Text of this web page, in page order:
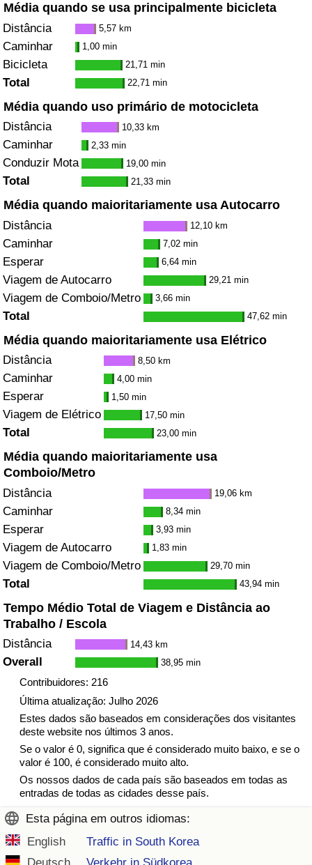
Média quando se usa principalmente bicicleta
Distância 5,57 km
Caminhar 1,00 min
Bicicleta 21,71 min
Total 22,71 min
Média quando uso primário de motocicleta
Distância 10,33 km
Caminhar 2,33 min
Conduzir Mota 19,00 min
Total 21,33 min
Média quando maioritariamente usa Autocarro
Distância 12,10 km
Caminhar 7,02 min
Esperar 6,64 min
Viagem de Autocarro 29,21 min
Viagem de Comboio/Metro 3,66 min
Total 47,62 min
Média quando maioritariamente usa Elétrico
Distância 8,50 km
Caminhar 4,00 min
Esperar 1,50 min
Viagem de Elétrico 17,50 min
Total 23,00 min
Média quando maioritariamente usa
Comboio/Metro
Distância 19,06 km
Caminhar 8,34 min
Esperar 3,93 min
Viagem de Autocarro 1,83 min
Viagem de Comboio/Metro 29,70 min
Total 43,94 min
Tempo Médio Total de Viagem e Distância ao
Trabalho / Escola
Distância 14,43 km
Overall 38,95 min
Contribuidores: 216
Última atualização: Julho 2026
Estes dados são baseados em considerações dos visitantes
deste website nos últimos 3 anos.
Se o valor é 0, significa que é considerado muito baixo, e se o
valor é 100, é considerado muito alto.
Os nossos dados de cada país são baseados em todas as
entradas de todas as cidades desse país.
Esta página em outros idiomas:
English
Traffic in South Korea